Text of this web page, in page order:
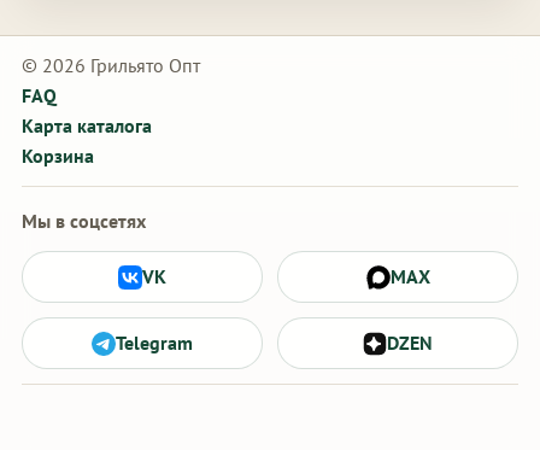
© 2026 Грильято Опт
FAQ
Карта каталога
Корзина
Мы в соцсетях
VK MAX
Telegram DZEN